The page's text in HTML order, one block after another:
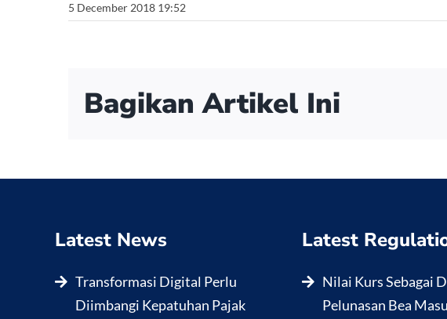
5 December 2018 19:52
Bagikan Artikel Ini
Latest News
Transformasi Digital Perlu
Diimbangi Kepatuhan Pajak
Latest
Nilai Kurs Sebagai
Pelunasan Bea